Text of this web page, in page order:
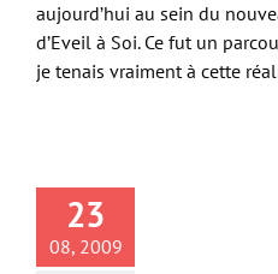
aujourd’hui au sein du
d’Eveil à Soi. Ce fut un
je tenais vraiment à cette
23
08, 2009